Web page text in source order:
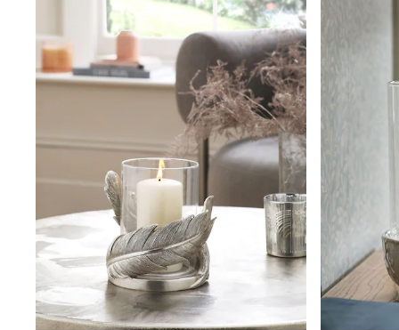
Start Rite
Smiggle
Eastpak
All Accessories
All Bags & Backpacks
Lunchbags
Drink Bottles
Stationery
Jumpers
Polo Shirts
T-Shirts
Bags
Blouses
Shirts
Polo Shirts
HOLIDAY SHOP